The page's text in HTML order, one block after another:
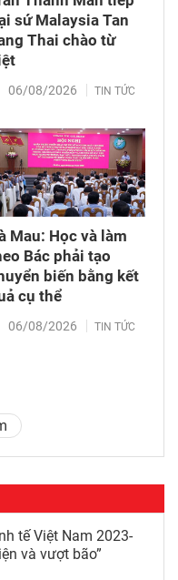
sứ Malaysia Tan
Thai chào từ
06/08/2026 TIN TỨC
Mau: Học và làm
Bác phải tạo
biến bằng kết
cụ thể
06/08/2026 TIN TỨC
tế Việt Nam 2023-
và vượt bão”